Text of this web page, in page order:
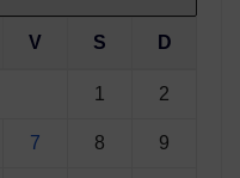
V S D
1 2
7 8 9